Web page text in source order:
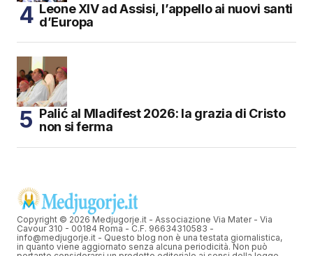
Leone XIV ad Assisi, l’appello ai nuovi santi
d’Europa
Palić al Mladifest 2026: la grazia di Cristo
non si ferma
Copyright © 2026 Medjugorje.it - Associazione Via Mater - Via
Cavour 310 - 00184 Roma - C.F. 96634310583 -
info@medjugorje.it - Questo blog non è una testata giornalistica,
in quanto viene aggiornato senza alcuna periodicità. Non può